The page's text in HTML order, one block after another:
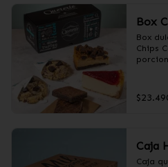
Box
Box
Chips
Caja
Caja